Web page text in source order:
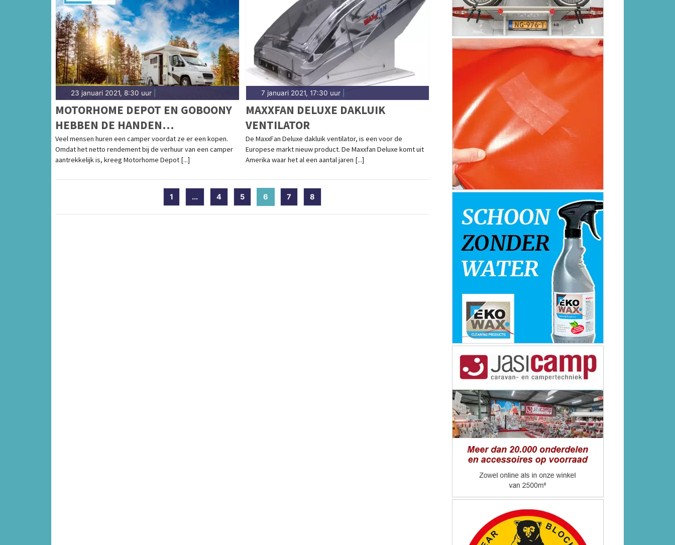
23 januari 2021, 8:30 uur
MOTORHOME DEPOT EN GOBOONY
HEBBEN DE HANDEN
INEENGESLAGEN
Veel mensen huren een camper voordat ze er een kopen.
Omdat het netto rendement bij de verhuur van een camper
aantrekkelijk is, kreeg Motorhome Depot [...]
7 januari 2021, 17:30 uur|
MAXXFAN DELUXE DAKLUIK
VENTILATOR
De MaxxFan Deluxe dakluik ventilator, is een voor de
Europese markt nieuw product. De Maxxfan Deluxe komt uit
Amerika waar het al een aantal jaren [...]
1 ... 4 5 6 (current)
7 8